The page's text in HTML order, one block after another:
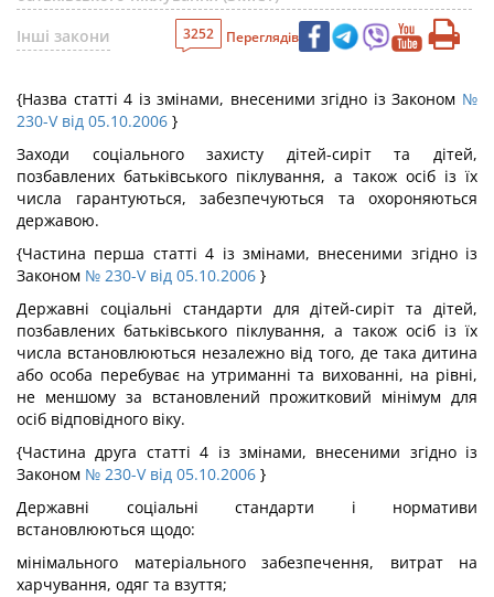
Інші закони
3252 Переглядів
{Назва статті 4 із змінами, внесеними згідно із Законом №
230-V від 05.10.2006 }
Заходи соціального захисту дітей-сиріт та дітей,
позбавлених батьківського піклування, а також осіб із їх
числа гарантуються, забезпечуються та охороняються
державою.
{Частина перша статті 4 із змінами, внесеними згідно із
Законом № 230-V від 05.10.2006 }
Державні соціальні стандарти для дітей-сиріт та дітей,
позбавлених батьківського піклування, а також осіб із їх
числа встановлюються незалежно від того, де така дитина
або особа перебуває на утриманні та вихованні, на рівні,
не меншому за встановлений прожитковий мінімум для
осіб відповідного віку.
{Частина друга статті 4 із змінами, внесеними згідно із
Законом № 230-V від 05.10.2006 }
Державні соціальні стандарти і нормативи
встановлюються щодо:
мінімального матеріального забезпечення, витрат на
харчування, одяг та взуття;